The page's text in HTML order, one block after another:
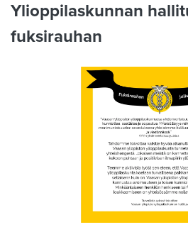
Ylioppilaskunnan
fuksirauhan